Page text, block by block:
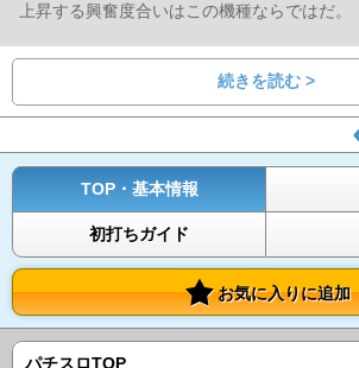
上昇する興奮度合いはこの機種ならではだ。
続きを読む >
TOP・基本情報
初打ちガイド
お気に入りに追加
パチスロTOP